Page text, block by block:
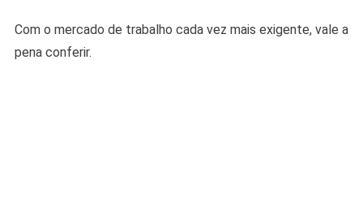
Com o mercado de trabalho cada vez mais exigente, vale a
pena conferir.